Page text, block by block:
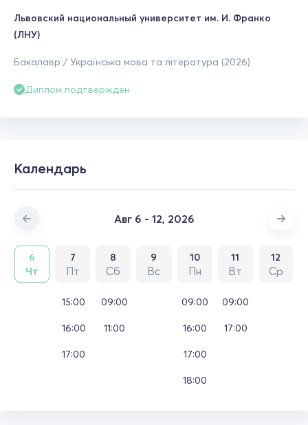
Львовский национальный университет им. И. Франко
(ЛНУ)
Бакалавр / Українська мова та література (2026)
Диплом подтвержден
Календарь
Авг 6 - 12, 2026
6
Чт
7
Пт
8
Сб
9
Вс
10
Пн
11
Вт
12
Ср
15:00
16:00
17:00
09:00
11:00
09:00
16:00
17:00
18:00
09:00
17:00